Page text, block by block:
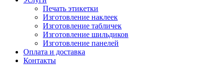
Печать этикетки
Изготовление наклеек
Изготовление табличек
Изготовление шильдиков
Изготовление панелей
Оплата и доставка
Контакты